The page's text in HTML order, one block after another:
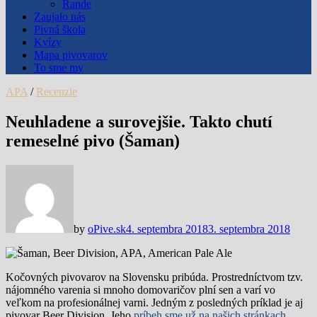
Rande
Zaujalo nás
Pivná škola
Kvízy
Mapa pivovarov
To sme my
APA / Recenzie
Neuhladene a surovejšie. Takto chutí
remeselné pivo (Šaman)
by oPive.sk4. septembra 20183. septembra 2018
Kočovných pivovarov na Slovensku pribúda. Prostredníctvom tzv.
nájomného varenia si mnoho domovaričov plní sen a varí vo
veľkom na profesionálnej varni. Jedným z posledných príklad je aj